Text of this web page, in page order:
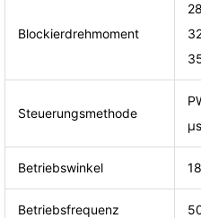
Blockierdrehmoment
Steuerungsmethode
Betriebswinkel
Betriebsfrequenz